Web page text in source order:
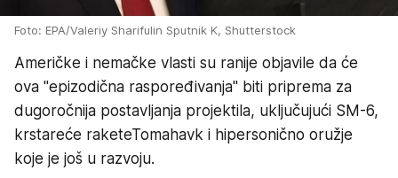
Foto: EPA/Valeriy Sharifulin Sputnik K, Shutterstock
Američke i nemačke vlasti su ranije objavile da će
ova "epizodična raspoređivanja" biti priprema za
dugoročnija postavljanja projektila, uključujući SM-6,
krstareće raketeTomahavk i hipersonično oružje
koje je još u razvoju.